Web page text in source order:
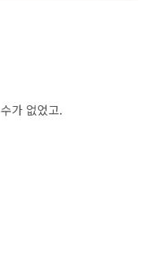
가 없었고.